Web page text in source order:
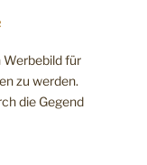
Werbebild für
zu werden.
die Gegend